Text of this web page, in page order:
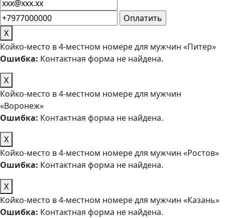
X
Койко-место в 4-местном номере для мужчин «Питер»
Ошибка: Контактная форма не найдена.
X
Койко-место в 4-местном номере для мужчин
«Воронеж»
Ошибка: Контактная форма не найдена.
X
Койко-место в 4-местном номере для мужчин «Ростов»
Ошибка: Контактная форма не найдена.
X
Койко-место в 4-местном номере для мужчин «Казань»
Ошибка: Контактная форма не найдена.